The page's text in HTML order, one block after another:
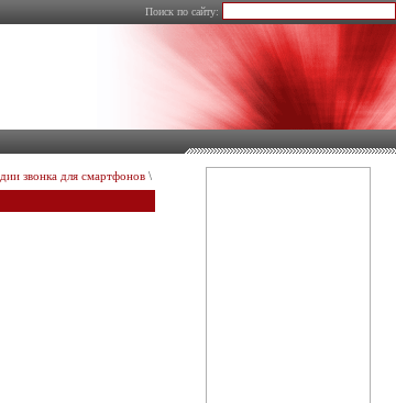
Поиск по сайту:
звонка для смартфонов \